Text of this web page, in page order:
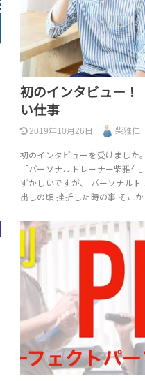
初のインタビュー！
い仕事
2019年10月26日 柴雅仁
初のインタビューを受けました
「パーソナルトレーナー柴雅
ずかしいですが、 パーソナル
出しの頃 挫折した時の事 そこ